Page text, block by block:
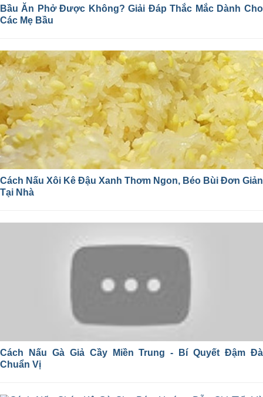
Bầu Ăn Phở Được Không? Giải Đáp Thắc Mắc Dành Cho
Các Mẹ Bầu
Cách Nấu Xôi Kê Đậu Xanh Thơm Ngon, Béo Bùi Đơn Giản
Tại Nhà
Cách Nấu Gà Giả Cầy Miền Trung - Bí Quyết Đậm Đà
Chuẩn Vị